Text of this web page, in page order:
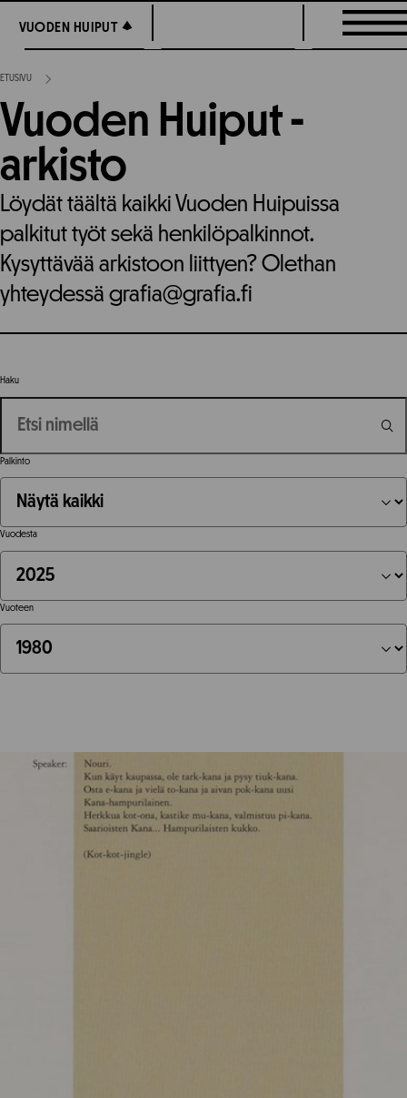
suoraan
sisältöön
VUODEN HUIPUT
VUODEN HUIPUT
ETUSIVU
Vuoden Huiput -
arkisto
Löydät täältä kaikki Vuoden Huipuissa
palkitut työt sekä henkilöpalkinnot.
Kysyttävää arkistoon liittyen? Olethan
yhteydessä grafia@grafia.fi
Haku
Palkinto
Vuodesta
Vuoteen